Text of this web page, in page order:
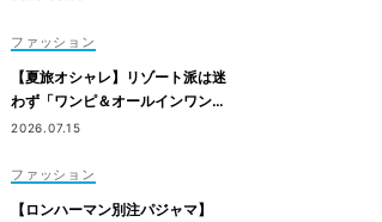
ファッション
【夏旅オシャレ】リゾート派は迷
わず「ワンピ＆オールインワン」
を新調！
2026.07.15
ファッション
【ロンハーマン別注パジャマ】